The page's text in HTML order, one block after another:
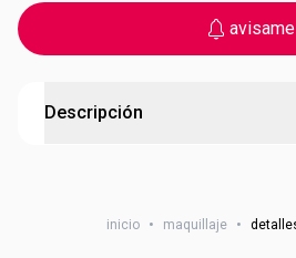
avisame
Descripción
Delineador líquido con el trazo
inicio • maquillaje •